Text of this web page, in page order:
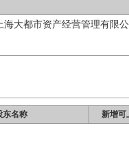
大都市资产经营管理有限
东名称 新增可